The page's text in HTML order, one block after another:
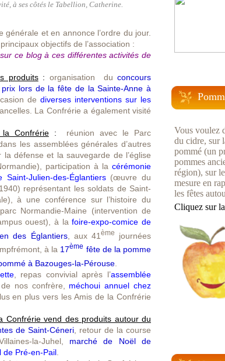
à ses côtés le Tabellion, Catherine.
générale et en annonce l’ordre du jour.
objectifs de l’association :
ce blog à ces différentes activités de
produits: organisation du concours
prix lors de la fête de la Sainte-Anne à
de diverses interventions sur les
La Confrérie a également visité
Confrérie: réunion avec le Parc
les assemblées générales d’autres
défense et la sauvegarde de l’église
participation à la cérémonie
Julien-des-Églantiers(œuvre du
représentant les soldats de Saint-
à une conférence sur l’histoire du
Normandie-Maine (intervention de
ouest), à lafoire-expo-comice de
des Églantiers, aux 41 ème
journées
à la 17ème fête de la pomme
à Bazouges-la-Pérouse
, repas convivial après l’assemblée
de nos confrère, méchoui annuel chez
en plus vers les Amis de la Confrérie
Confrérie vend des produits autour du
de Saint-Céneri , retour de la course
la-Juhel,
marché de Noël de
de Pré-en-Pail
Vous voulez
du cidre, sur
pommé (un
pommes
région), sur
mesure en
les fêtes
Cliquez sur